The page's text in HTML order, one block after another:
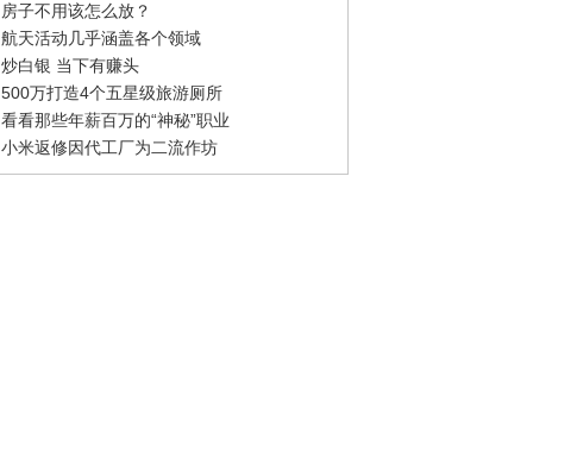
房子不用该怎么放？
航天活动几乎涵盖各个领域
炒白银 当下有赚头
500万打造4个五星级旅游厕所
看看那些年薪百万的“神秘”职业
小米返修因代工厂为二流作坊